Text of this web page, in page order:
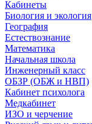
Кабинеты
Биология и экология
География
Естествознание
Математика
Начальная школа
Инженерный класс
ОБЗР (ОБЖ и НВП)
Кабинет психолога
Медкабинет
ИЗО и черчение